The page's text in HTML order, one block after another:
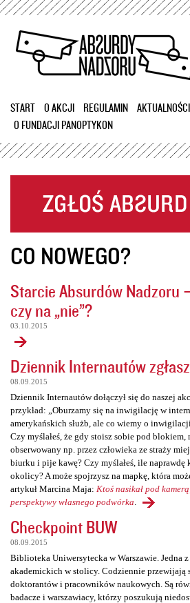
Przejdź
treści
START O AKCJI REGULAMIN
AKTUALNOŚCI
O FUNDACJI PANOPTYKON
CO NOWEGO?
Starcie Absurdów Nadzoru
czy na „nie”?
03.10.2015
Dziennik Internautów
08.09.2015
Dziennik Internautów dołączył się do naszej
przykład: „Oburzamy się na inwigilację w
amerykańskich służb, ale co wiemy o
Czy myślałeś, że gdy stoisz sobie pod blokiem,
obserwowany np. przez człowieka ze straży
biurku i pije kawę? Czy myślałeś, ile naprawdę
okolicy? A może spojrzysz na mapkę, która
artykuł Marcina Maja: Ktoś nasikał pod
perspektywy własnego podwórka
Checkpoint BUW
08.09.2015
Biblioteka Uniwersytecka w Warszawie. Jedna
akademickich w stolicy. Codziennie przewijają
doktorantów i pracowników naukowych. Są
badacze i warszawiacy, którzy poszukują